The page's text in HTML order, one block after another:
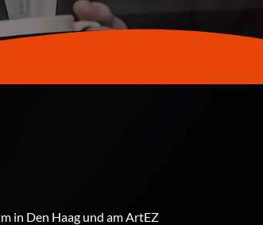
in Den Haag und am ArtEZ